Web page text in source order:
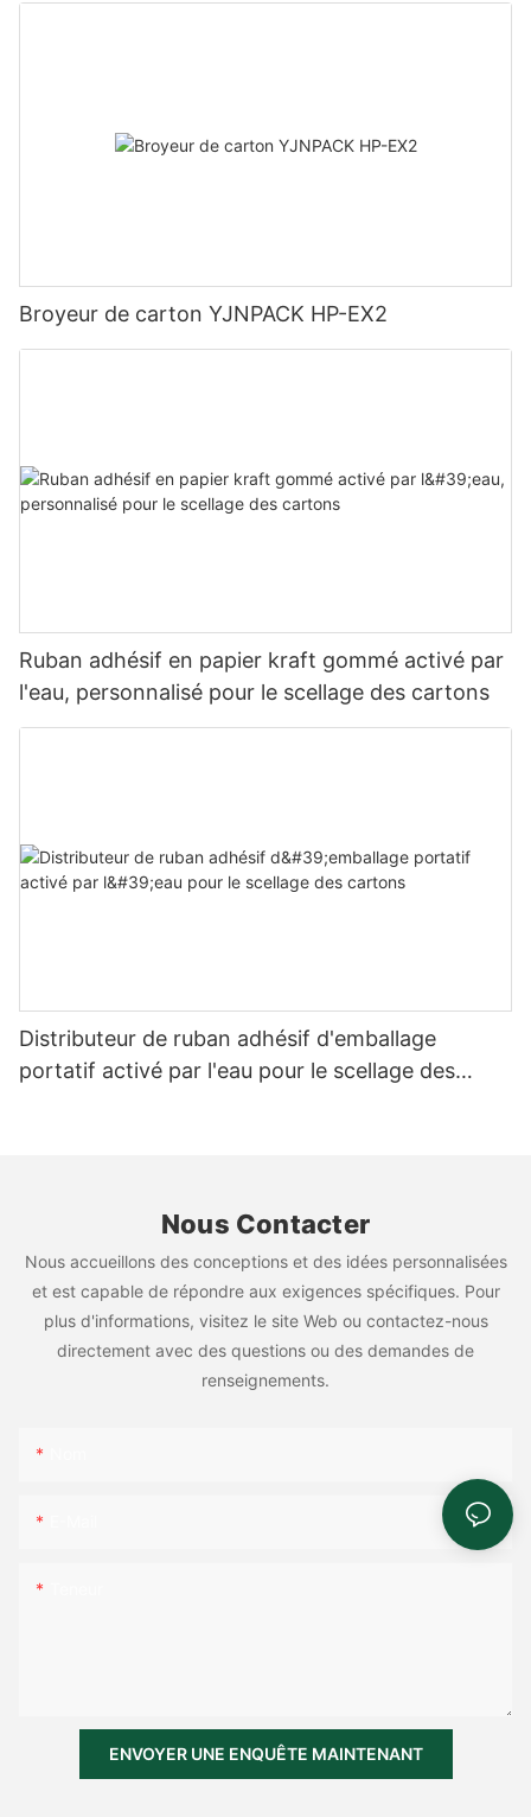
Broyeur de carton YJNPACK HP-EX2
Ruban adhésif en papier kraft gommé activé par
l'eau, personnalisé pour le scellage des cartons
Distributeur de ruban adhésif d'emballage
portatif activé par l'eau pour le scellage des
Nous Contacter
Nous accueillons des conceptions et des idées personnalisées
et est capable de répondre aux exigences spécifiques. Pour
plus d'informations, visitez le site Web ou contactez-nous
directement avec des questions ou des demandes de
renseignements.
ENVOYER UNE ENQUÊTE MAINTENANT